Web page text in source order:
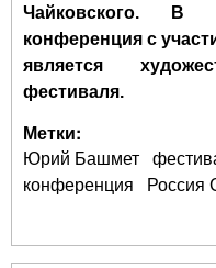
Чайковского. В
конференция с
является
фестиваля.
Метки:
Юрий Башмет
конференция
Россия